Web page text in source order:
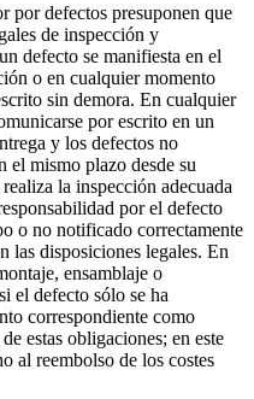
por defectos presuponen que
de inspección y
defecto se manifiesta en el
o en cualquier momento
sin demora. En cualquier
por escrito en un
y los defectos no
el mismo plazo desde su
la inspección adecuada
por el defecto
o no notificado correctamente
las disposiciones legales. En
ensamblaje o
el defecto sólo se ha
correspondiente como
estas obligaciones; en este
al reembolso de los costes